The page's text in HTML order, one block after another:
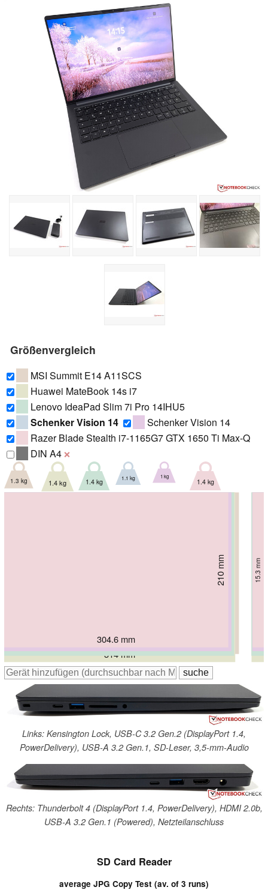
Größenvergleich
MSI Summit E14 A11SCS
Huawei MateBook 14s i7
Lenovo IdeaPad Slim 7i Pro 14IHU5
Schenker Vision 14
Schenker Vision 14
Razer Blade Stealth i7-1165G7 GTX 1650 Ti Max-Q
DIN A4 ❌
319 mm
16 mm
1.3 kg
314 mm
230 mm 16.7 mm
1.4 kg
221.4 mm 16.9 mm
1.4 kg
308.8 mm
215 mm 15.6 mm
1.1 kg
308.8 mm
215 mm 15.6 mm
1 kg
304.6 mm
210 mm 15.3 mm
1.4 kg
Links: Kensington Lock, USB-C 3.2 Gen.2 (DisplayPort 1.4,
PowerDelivery), USB-A 3.2 Gen.1, SD-Leser, 3,5-mm-Audio
Rechts: Thunderbolt 4 (DisplayPort 1.4, PowerDelivery), HDMI 2.0b,
USB-A 3.2 Gen.1 (Powered), Netzteilanschluss
SD Card Reader
average JPG Copy Test (av. of 3 runs)